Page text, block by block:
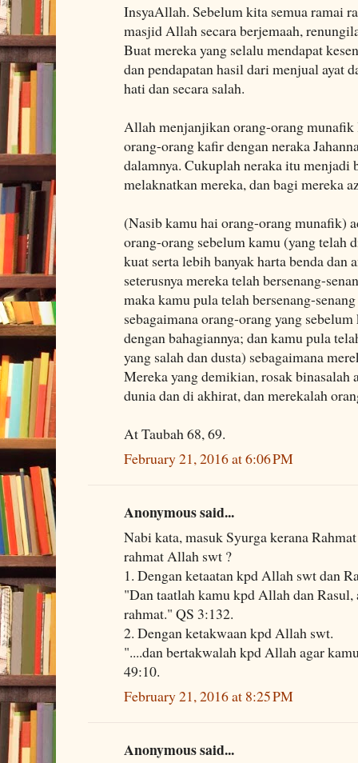
InsyaAllah. Sebelum kita semua ramai
masjid Allah secara berjemaah,
Buat mereka yang selalu mendapat
dan pendapatan hasil dari menjual ayat
hati dan secara salah.
Allah menjanjikan orang-orang munafik
orang-orang kafir dengan neraka
dalamnya. Cukuplah neraka itu menjadi
melaknatkan mereka, dan bagi mereka
(Nasib kamu hai orang-orang munafik)
orang-orang sebelum kamu (yang telah
kuat serta lebih banyak harta benda dan
seterusnya mereka telah bersenang-
maka kamu pula telah bersenang-
sebagaimana orang-orang yang
dengan bahagiannya; dan kamu pula
yang salah dan dusta) sebagaimana
Mereka yang demikian, rosak binasalah
dunia dan di akhirat, dan merekalah
At Taubah 68, 69.
February 21, 2016 at 6:06 PM
Anonymous said...
Nabi kata, masuk Syurga kerana
rahmat Allah swt ?
1. Dengan ketaatan kpd Allah swt dan
"Dan taatlah kamu kpd Allah dan Rasul,
rahmat." QS 3:132.
2. Dengan ketakwaan kpd Allah swt.
"....dan bertakwalah kpd Allah agar
49:10.
February 21, 2016 at 8:25 PM
Anonymous said...